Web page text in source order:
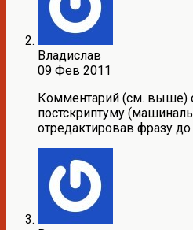
Владислав
09 Фев 2011
Комментарий (см. выше)
постскриптуму
отредактировав фразу до